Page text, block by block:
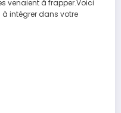
venaient à frapper.Voici
intégrer dans votre